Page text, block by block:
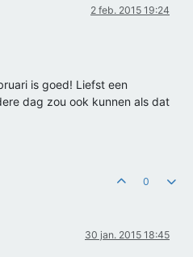
2 feb. 2015 19:24
is goed! Liefst een
dag zou ook kunnen als dat
0
30 jan. 2015 18:45